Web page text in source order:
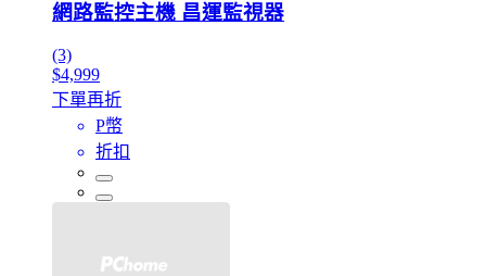
網路監控主機 昌運監視器
(3)
$4,999
下單再折
P幣
折扣